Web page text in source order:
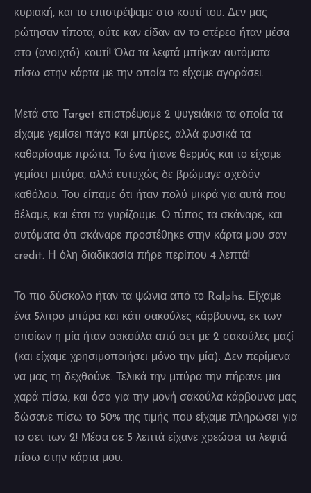
κυριακή, και το επιστρέψαμε στο κουτί του. Δεν μας
ρώτησαν τίποτα, ούτε καν είδαν αν το στέρεο ήταν μέσα
στο (ανοιχτό) κουτί! Όλα τα λεφτά μπήκαν αυτόματα
πίσω στην κάρτα με την οποία το είχαμε αγοράσει.
Μετά στο Target επιστρέψαμε 2 ψυγειάκια τα οποία τα
είχαμε γεμίσει πάγο και μπύρες, αλλά φυσικά τα
καθαρίσαμε πρώτα. Το ένα ήτανε θερμός και το είχαμε
γεμίσει μπύρα, αλλά ευτυχώς δε βρώμαγε σχεδόν
καθόλου. Του είπαμε ότι ήταν πολύ μικρά για αυτά που
θέλαμε, και έτσι τα γυρίζουμε. Ο τύπος τα σκάναρε, και
αυτόματα ότι σκάναρε προστέθηκε στην κάρτα μου σαν
credit. Η όλη διαδικασία πήρε περίπου 4 λεπτά!
Το πιο δύσκολο ήταν τα ψώνια από το Ralphs. Είχαμε
ένα 5λιτρο μπύρα και κάτι σακούλες κάρβουνα, εκ των
οποίων η μία ήταν σακούλα από σετ με 2 σακούλες μαζί
(και είχαμε χρησιμοποιήσει μόνο την μία). Δεν περίμενα
να μας τη δεχθούνε. Τελικά την μπύρα την πήρανε μια
χαρά πίσω, και όσο για την μονή σακούλα κάρβουνα μας
δώσανε πίσω το 50% της τιμής που είχαμε πληρώσει για
το σετ των 2! Μέσα σε 5 λεπτά είχανε χρεώσει τα λεφτά
πίσω στην κάρτα μου.